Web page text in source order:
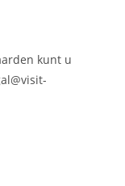
kunt u